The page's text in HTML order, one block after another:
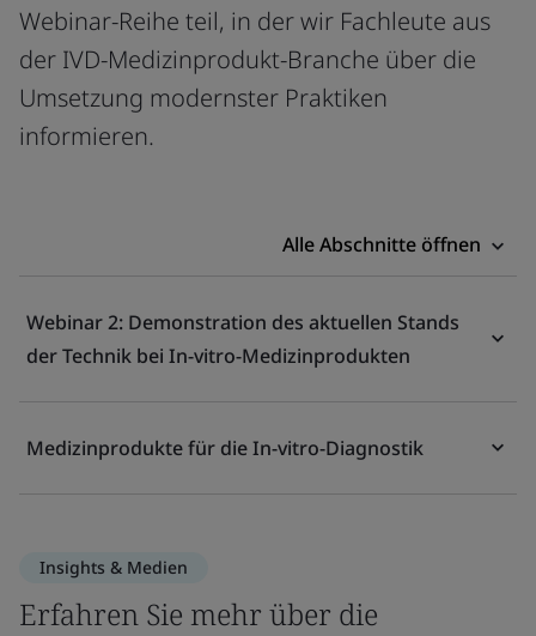
Webinar-Reihe teil, in der wir Fachleute aus
der IVD-Medizinprodukt-Branche über die
Umsetzung modernster Praktiken
informieren.
Alle Abschnitte öffnen
Webinar 2: Demonstration des aktuellen Stands
der Technik bei In-vitro-Medizinprodukten
Medizinprodukte für die In-vitro-Diagnostik
Insights & Medien
Erfahren Sie mehr über die